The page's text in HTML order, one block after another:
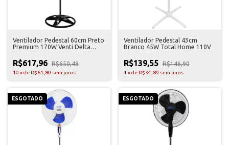
Ventilador Pedestal 60cm Preto
Premium 170W Venti Delta
R$617,96 R$650,48
10 xde R$61,80 sem juros
Ventilador Pedestal 43cm
Branco 45W Total Home 110V
R$139,55 R$146,90
4 xde R$34,89 sem juros
ESGOTADO ESGOTADO